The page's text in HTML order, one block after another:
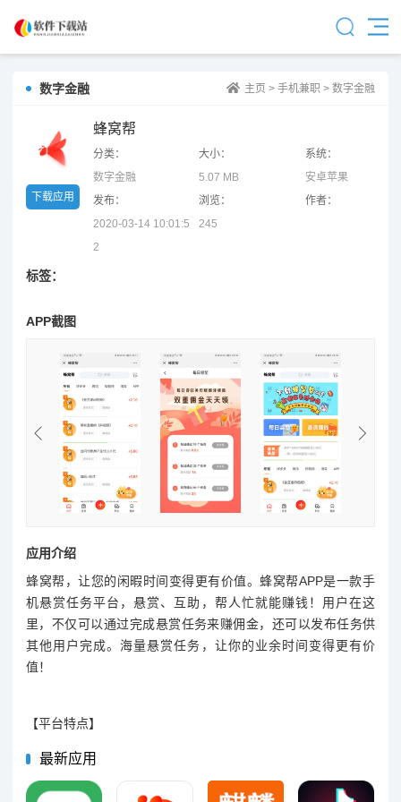
数字金融 主页 > 手机兼职 > 数字金融
下载应用
蜂窝帮
分类：
数字金融
大小：
5.07 MB
系统：
安卓苹果
发布：
2020-03-14 10:01:5
2
浏览：
245
作者：
标签：
APP截图
应用介绍
蜂窝帮，让您的闲暇时间变得更有价值。蜂窝帮APP是一款手
机悬赏任务平台，悬赏、互助，帮人忙就能赚钱！用户在这
里，不仅可以通过完成悬赏任务来赚佣金，还可以发布任务供
其他用户完成。海量悬赏任务，让你的业余时间变得更有价
值！
【平台特点】
最新应用